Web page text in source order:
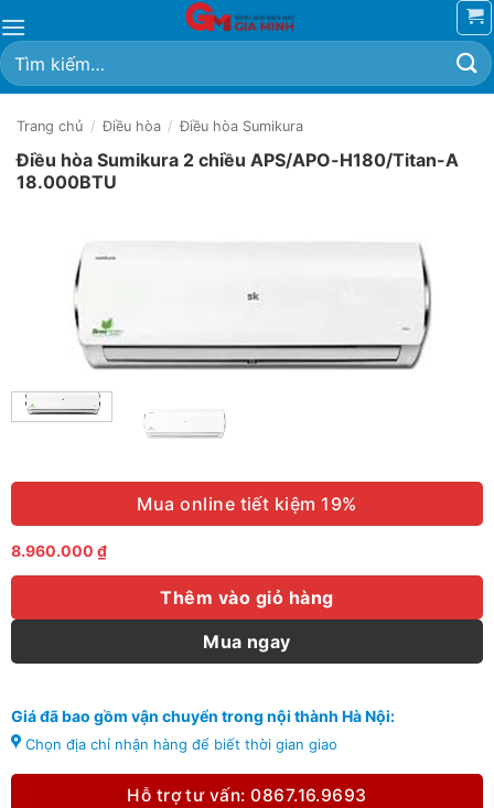
qua
nội
dung
Tìm
kiếm:
Trang chủ / Điều hòa / Điều hòa Sumikura
Điều hòa Sumikura 2 chiều APS/APO-H180/Titan-A
18.000BTU
Mua online tiết kiệm 19%
8.960.000 ₫
Thêm vào giỏ hàng
Mua ngay
Giá đã bao gồm vận chuyển trong nội thành Hà Nội:
Chọn địa chỉ nhận hàng để biết thời gian giao
Hỗ trợ tư vấn: 0867.16.9693